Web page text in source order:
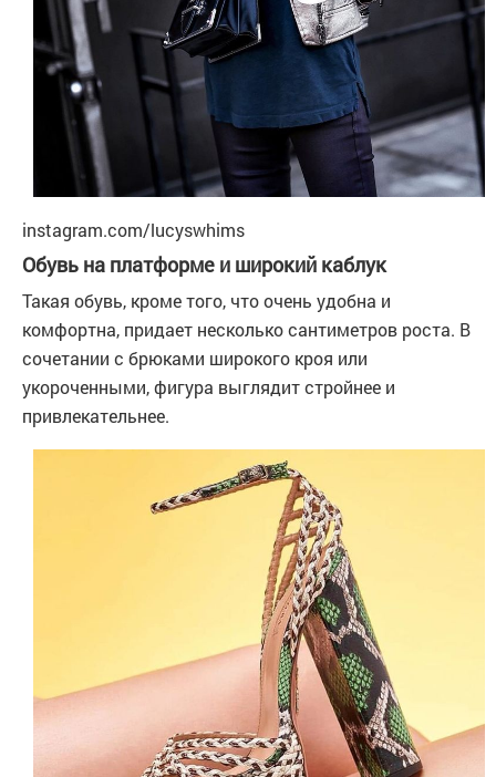
instagram.com/lucyswhims
Обувь на платформе и широкий каблук
Такая обувь, кроме того, что очень удобна и
комфортна, придает несколько сантиметров роста. В
сочетании с брюками широкого кроя или
укороченными, фигура выглядит стройнее и
привлекательнее.